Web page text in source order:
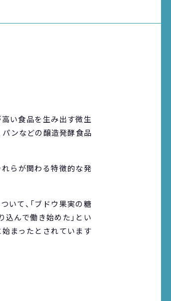
い食品を生み出す微生
パンなどの醸造発酵食品
らが関わる特徴的な発
て、「ブドウ果実の糖
んで働き始めた」とい
まったとされています